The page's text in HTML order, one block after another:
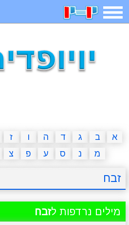
תפריט
איש תלוי מדריכים
יצירה משחקי בנות
א ב ג ד ה ו ז
מ
נ ס ע פ צ
זבח
מילים נרדפות לזבח